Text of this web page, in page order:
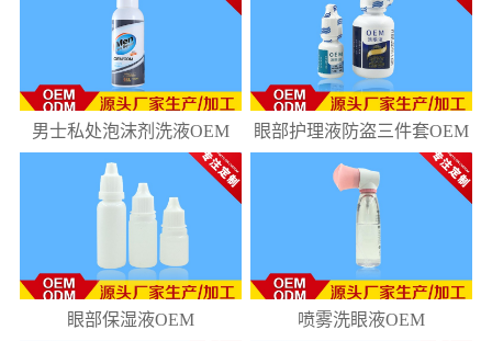
10
218
男士私处泡沫剂洗液OEM 眼部护理液防盗三件套OEM
眼部保湿液OEM 喷雾洗眼液OEM